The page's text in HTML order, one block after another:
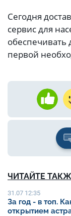
Сегодня
сервис для
обеспечивать
первой
ЧИТАЙТЕ
31.07 12:35
За год - в топ.
открытием